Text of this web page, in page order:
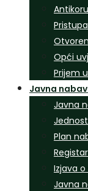
Opći
Prijem
Javna
Javna
Plan
Izjava
Javna